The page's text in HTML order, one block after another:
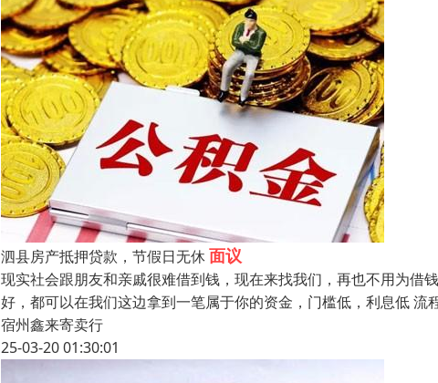
泗县房产抵押贷款，节假日无休面议
现实社会跟朋友和亲戚很难借到钱，现在来找我们，再也不用为借
好，都可以在我们这边拿到一笔属于你的资金，门槛低，利息低
宿州鑫来寄卖行
25-03-20 01:30:01